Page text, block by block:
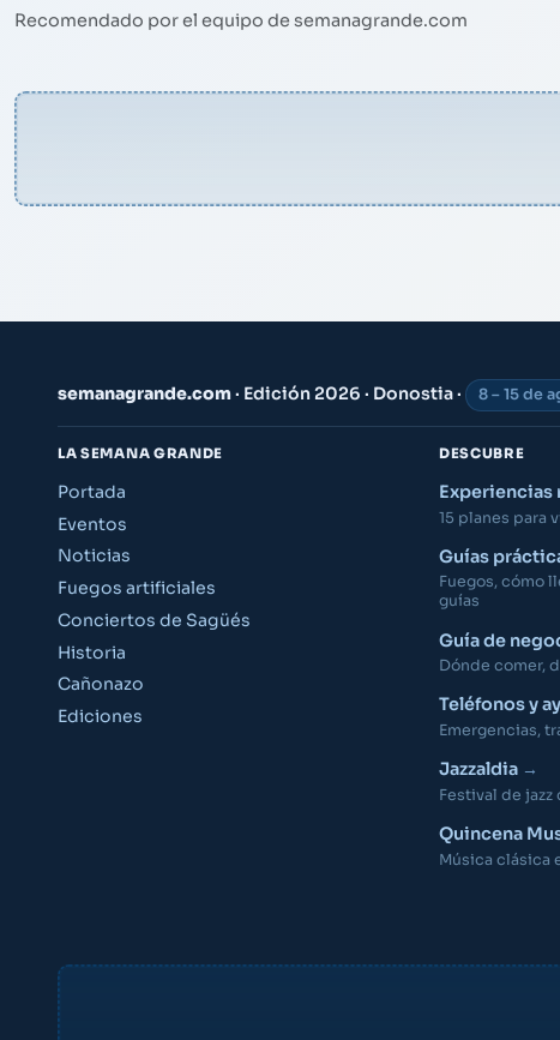
Recomendado por el equipo de semanagrande.com
semanagrande.com· Edición 2026 · Donostia · 8 – 15 de
LA SEMANA GRANDE
Portada
Eventos
Noticias
Fuegos artificiales
Conciertos de Sagüés
Historia
Cañonazo
Ediciones
DESCUBRE
Experiencias
15 planes para
Guías
Fuegos, cómo
guías
Guía de
Dónde comer,
Teléfonos y
Emergencias,
Jazzaldia
Festival de jazz
Quincena
Música clásica